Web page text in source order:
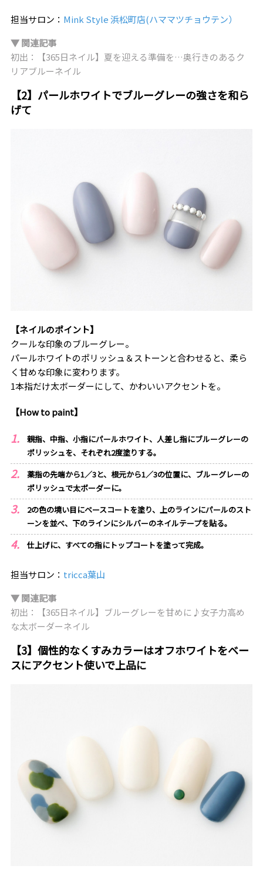
担当サロン： Mink Style 浜松町店(ハママツチョウテン）
▼ 関連記事
初出：【365日ネイル】夏を迎える準備を…奥行きのあるク
リアブルーネイル
【2】パールホワイトでブルーグレーの強さを和ら
げて
【ネイルのポイント】
クールな印象のブルーグレー。
パールホワイトのポリッシュ＆ストーンと合わせると、柔ら
く甘めな印象に変わります。
1本指だけ太ボーダーにして、かわいいアクセントを。
【How to paint】
親指、中指、小指にパールホワイト、人差し指にブルーグレーの
ポリッシュを、それぞれ2度塗りする。
薬指の先端から1／3と、根元から1／3の位置に、ブルーグレーの
ポリッシュで太ボーダーに。
2の色の境い目にベースコートを塗り、上のラインにパールのスト
ーンを並べ、下のラインにシルバーのネイルテープを貼る。
仕上げに、すべての指にトップコートを塗って完成。
担当サロン： tricca葉山
▼ 関連記事
初出：【365日ネイル】ブルーグレーを甘めに♪女子力高め
な太ボーダーネイル
【3】個性的なくすみカラーはオフホワイトをベー
スにアクセント使いで上品に